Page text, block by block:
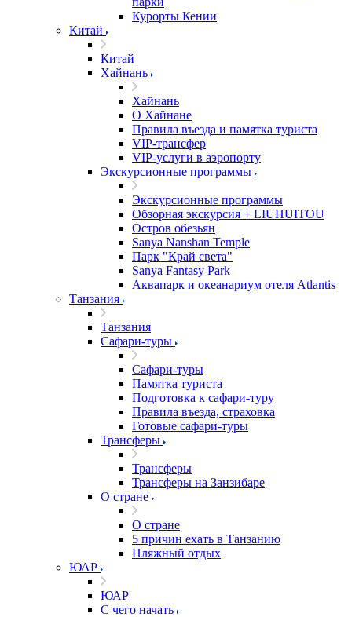
Курорты Кении
Китай
Китай
Хайнань
Хайнань
О Хайнане
Правила въезда и памятка туриста
VIP-трансфер
VIP-услуги в аэропорту
Экскурсионные программы
Экскурсионные программы
Обзорная экскурсия + LIUHUITOU
Остров обезьян
Sanya Nanshan Temple
Парк "Край света"
Sanya Fantasy Park
Аквапарк и океанариум отеля Atlantis
Танзания
Танзания
Сафари-туры
Сафари-туры
Памятка туриста
Подготовка к сафари-туру
Правила въезда, страховка
Готовые сафари-туры
Трансферы
Трансферы
Трансферы на Занзибаре
О стране
О стране
5 причин ехать в Танзанию
Пляжный отдых
ЮАР
ЮАР
С чего начать